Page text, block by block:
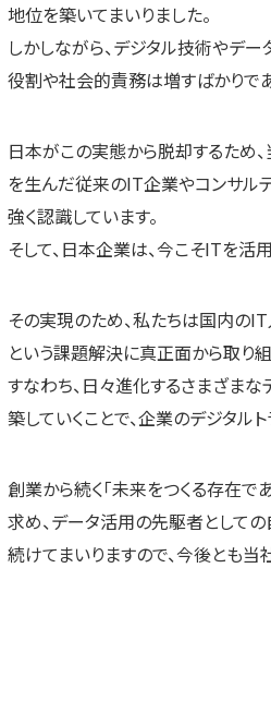
地位を築いてまいりました。
しかしながら、デジタル技術やデ
役割や社会的責務は増すばかりで
日本がこの実態から脱却するため
を生んだ従来のIT企業やコンサル
強く認識しています。
そして、日本企業は、今こそITを活
その実現のため、私たちは国内の
という課題解決に真正面から取り組
すなわち、日々進化するさまざま
築していくことで、企業のデジタル
創業から続く「未来をつくる存在
求め、データ活用の先駆者として
続けてまいりますので、今後とも当